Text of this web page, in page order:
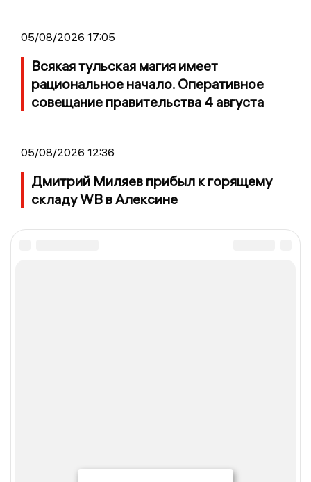
05/08/2026 17:05
Всякая тульская магия имеет
рациональное начало. Оперативное
совещание правительства 4 августа
05/08/2026 12:36
Дмитрий Миляев прибыл к горящему
складу WB в Алексине